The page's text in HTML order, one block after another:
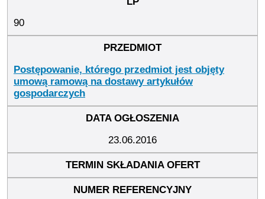
90
Postępowanie, którego przedmiot jest objęty
umową ramową na dostawy artykułów
gospodarczych
23.06.2016